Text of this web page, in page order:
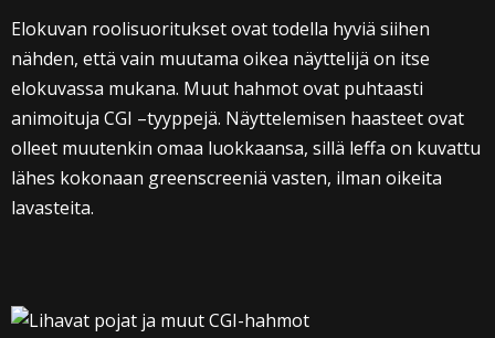
Elokuvan roolisuoritukset ovat todella hyviä siihen
nähden, että vain muutama oikea näyttelijä on itse
elokuvassa mukana. Muut hahmot ovat puhtaasti
animoituja CGI –tyyppejä. Näyttelemisen haasteet ovat
olleet muutenkin omaa luokkaansa, sillä leffa on kuvattu
lähes kokonaan greenscreeniä vasten, ilman oikeita
lavasteita.